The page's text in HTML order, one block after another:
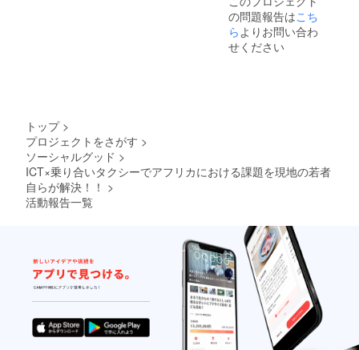
の問題報告はこち
ら よりお問い合わ
せください
トップ >
プロジェクトをさがす >
ソーシャルグッド >
ICT×乗り合いタクシーでアフリカにおける課題を現地の若者
自らが解決！！ >
活動報告一覧